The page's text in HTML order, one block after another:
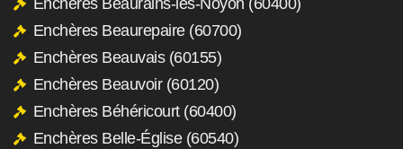
Enchères Beaurepaire (60700)
Enchères Beauvais (60155)
Enchères Beauvoir (60120)
Enchères Béhéricourt (60400)
Enchères Belle-Église (60540)